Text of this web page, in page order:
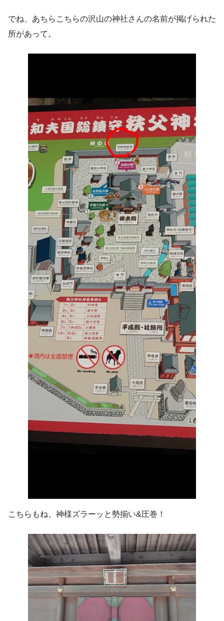
でね、あちらこちらの沢山の神社さんの名前が掲げられた
所があって。
こちらもね、神様ズラーッと勢揃い&圧巻！